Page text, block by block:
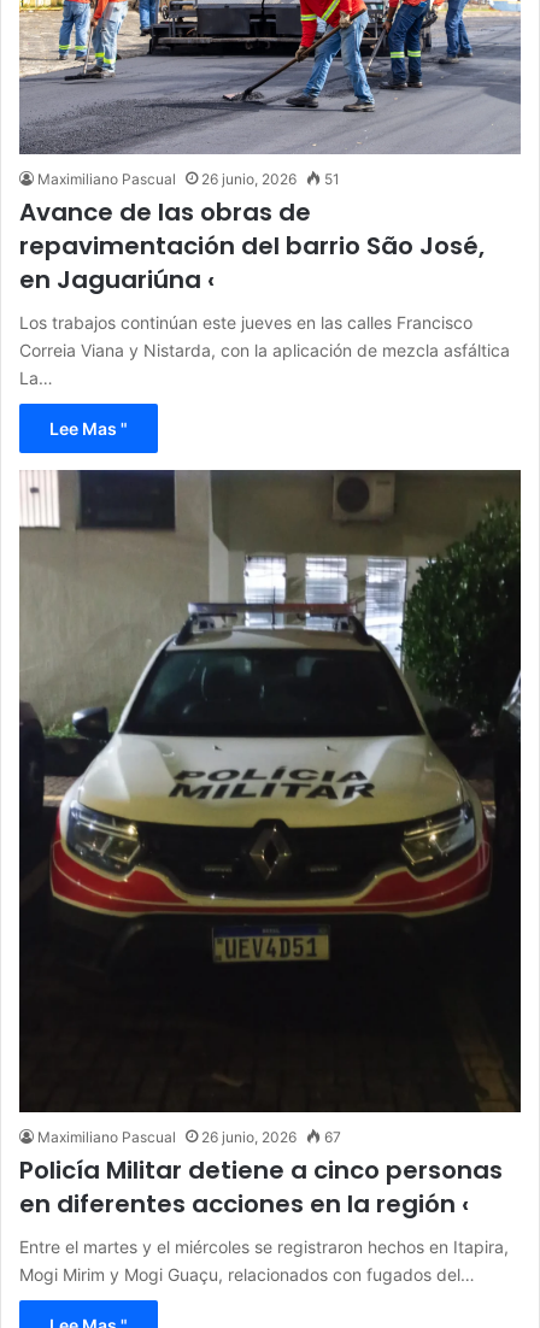
Maximiliano Pascual 26 junio, 2026 51
Avance de las obras de
repavimentación del barrio São José,
en Jaguariúna ‹
Los trabajos continúan este jueves en las calles Francisco
Correia Viana y Nistarda, con la aplicación de mezcla asfáltica
La…
Lee Mas "
Maximiliano Pascual 26 junio, 2026 67
Policía Militar detiene a cinco personas
en diferentes acciones en la región ‹
Entre el martes y el miércoles se registraron hechos en Itapira,
Mogi Mirim y Mogi Guaçu, relacionados con fugados del…